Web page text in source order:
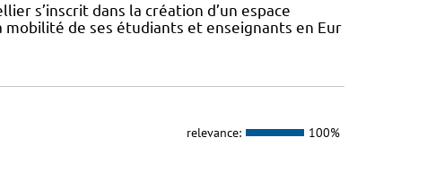
s’inscrit dans la création d’un espace
de ses étudiants et enseignants en Eur
relevance: 100%